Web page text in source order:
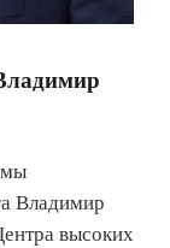
Владимир
высоких